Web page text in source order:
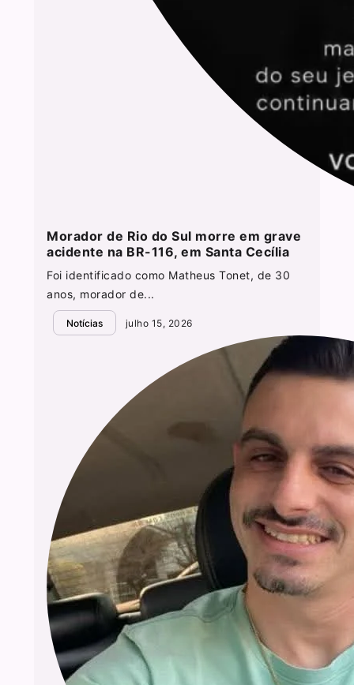
Morador de Rio do Sul morre em grave
acidente na BR-116, em Santa Cecília
Foi identificado como Matheus Tonet, de 30
anos, morador de...
Notícias julho 15, 2026